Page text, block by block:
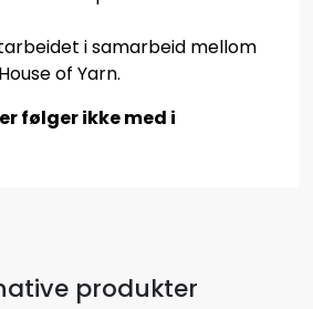
i samarbeid mellom
of Yarn.
følger ikke med i
produkter